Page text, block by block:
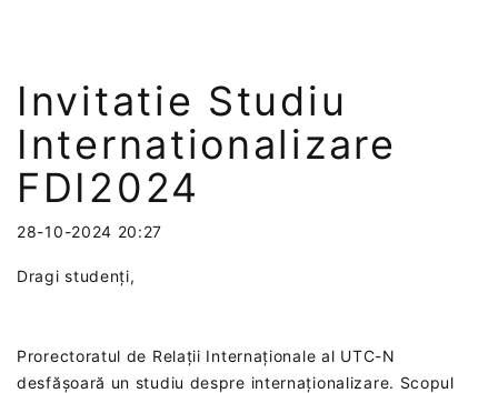
Invitatie Studiu
Internationalizare
FDI2024
28-10-2024 20:27
Dragi studenți,
Prorectoratul de Relații Internaționale al UTC-N
desfășoară un studiu despre internaționalizare. Scopul